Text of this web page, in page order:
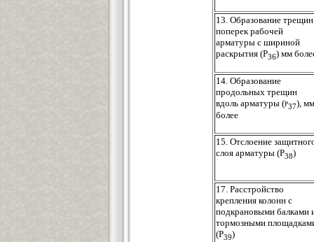
13. Образование трещин
поперек рабочей
арматуры с шириной
раскрытия (Р36) мм
14. Образование
продольных трещин
вдоль арматуры (р37), мм
более
15. Отслоение
слоя арматуры (Р38)
17. Расстройство
крепления колонн с
подкрановыми балками
тормозными
(Р39)